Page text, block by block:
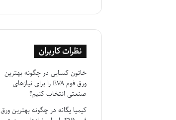
نظرات کاربران
خاتون کسایی درچگونه بهترین
ورق فوم EVA را برای نیازهای
صنعتی انتخاب کنیم؟
کیمیا یگانه درچگونه بهترین ورق